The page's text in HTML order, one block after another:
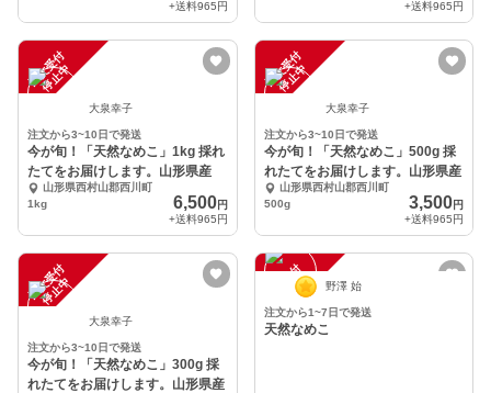
+送料965円
+送料965円
注
文
受
付
停
止
中
大泉幸子
注文から3~10日で発送
今が旬！「天然なめこ」1kg 採れ
たてをお届けします。山形県産
山形県西村山郡西川町
1kg
6,500円
+送料965円
注
文
受
付
停
止
中
大泉幸子
注文から3~10日で発送
今が旬！「天然なめこ」500g 採
れたてをお届けします。山形県産
山形県西村山郡西川町
500g
3,500円
+送料965円
注
文
受
付
停
止
中
大泉幸子
注文から3~10日で発送
今が旬！「天然なめこ」300g 採
れたてをお届けします。山形県産
注
文
受
付
停
止
中 野澤 始
注文から1~7日で発送
天然なめこ